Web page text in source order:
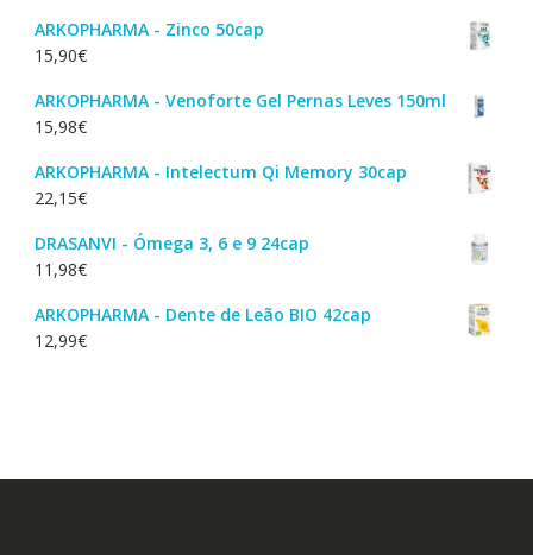
ARKOPHARMA - Zinco 50cap
15,90€
ARKOPHARMA - Venoforte Gel Pernas Leves 150ml
15,98€
ARKOPHARMA - Intelectum Qi Memory 30cap
22,15€
DRASANVI - Ómega 3, 6 e 9 24cap
11,98€
ARKOPHARMA - Dente de Leão BIO 42cap
12,99€